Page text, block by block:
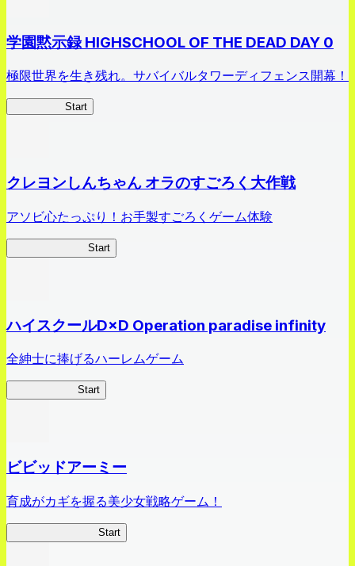
学園黙示録 HIGHSCHOOL OF THE DEAD DAY 0
極限世界を生き残れ。サバイバルタワーディフェンス開幕！
Start
クレヨンしんちゃん オラのすごろく大作戦
アソビ心たっぷり！お手製すごろくゲーム体験
Start
ハイスクールD×D Operation paradise infinity
全紳士に捧げるハーレムゲーム
Start
ビビッドアーミー
育成がカギを握る美少女戦略ゲーム！
Start